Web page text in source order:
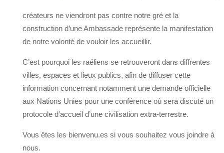
créateurs ne viendront pas contre notre gré et la
construction d’une Ambassade représente la manifestation
de notre volonté de vouloir les accueillir.
C’est pourquoi les raéliens se retrouveront dans diffrentes
villes, espaces et lieux publics, afin de diffuser cette
information concernant notamment une demande officielle
aux Nations Unies pour une conférence où sera discuté un
protocole d’accueil d’une civilisation extra-terrestre.
Vous êtes les bienvenu.es si vous souhaitez vous joindre à
nous.